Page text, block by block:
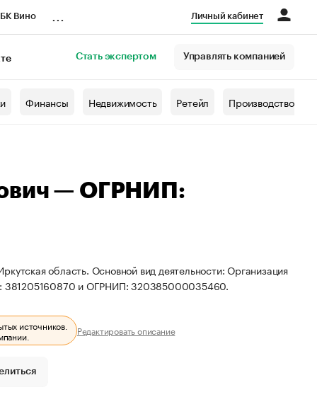
Вино Личный кабинет
Стать экспертом Управлять компанией
Финансы Недвижимость Ретейл Производство
— ОГРНИП:
область. Основной вид деятельности: Организация
381205160870 и ОГРНИП: 320385000035460.
источников. Редактировать описание